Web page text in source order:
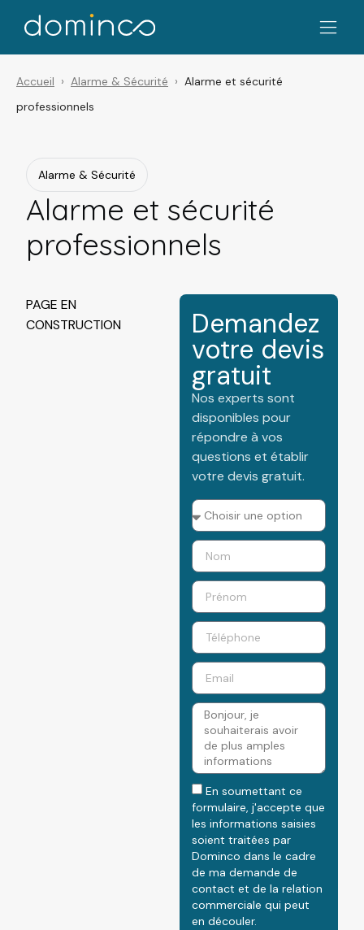
Accueil Alarme & Sécurité
Alarme et sécurité
professionnels
Alarme & Sécurité
Alarme et sécurité
professionnels
PAGE EN
CONSTRUCTION
Demandez
votre devis
gratuit
Nos experts sont
disponibles pour
répondre à vos
questions et établir
votre devis gratuit.
En soumettant ce
formulaire, j'accepte que
les informations saisies
soient traitées par
Dominco dans le cadre
de ma demande de
contact et de la relation
commerciale qui peut
en découler.